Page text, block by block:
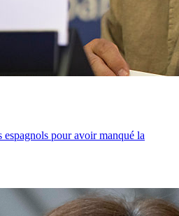
pour avoir manqué la